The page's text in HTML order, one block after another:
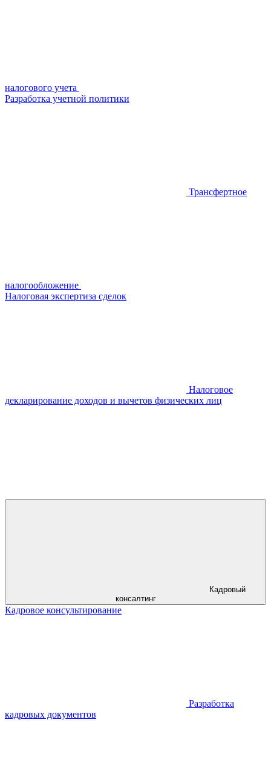
налогового учета
Разработка учетной политики
Трансфертное
налогообложение
Налоговая экспертиза сделок
Налоговое
декларирование доходов и вычетов физических лиц
консалтинг
Кадровое консультирование
Разработка
кадровых документов